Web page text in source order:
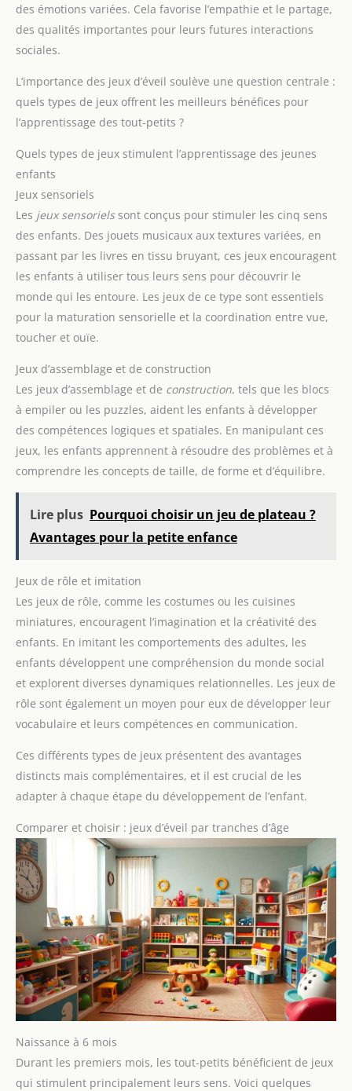
des émotions variées. Cela favorise l’empathie et le partage,
des qualités importantes pour leurs futures interactions
sociales.
L’importance des jeux d’éveil soulève une question centrale :
quels types de jeux offrent les meilleurs bénéfices pour
l’apprentissage des tout-petits ?
Quels types de jeux stimulent l’apprentissage des jeunes
enfants
Jeux sensoriels
Les jeux sensorielssont conçus pour stimuler les cinq sens
des enfants. Des jouets musicaux aux textures variées, en
passant par les livres en tissu bruyant, ces jeux encouragent
les enfants à utiliser tous leurs sens pour découvrir le
monde qui les entoure. Les jeux de ce type sont essentiels
pour la maturation sensorielle et la coordination entre vue,
toucher et ouïe.
Jeux d’assemblage et de construction
Les jeux d’assemblage et de construction, tels que les blocs
à empiler ou les puzzles, aident les enfants à développer
des compétences logiques et spatiales. En manipulant ces
jeux, les enfants apprennent à résoudre des problèmes et à
comprendre les concepts de taille, de forme et d’équilibre.
Lire plus Pourquoi choisir un jeu de plateau ?
Avantages pour la petite enfance
Jeux de rôle et imitation
Les jeux de rôle, comme les costumes ou les cuisines
miniatures, encouragent l’imagination et la créativité des
enfants. En imitant les comportements des adultes, les
enfants développent une compréhension du monde social
et explorent diverses dynamiques relationnelles. Les jeux de
rôle sont également un moyen pour eux de développer leur
vocabulaire et leurs compétences en communication.
Ces différents types de jeux présentent des avantages
distincts mais complémentaires, et il est crucial de les
adapter à chaque étape du développement de l’enfant.
Comparer et choisir : jeux d’éveil par tranches d’âge
Naissance à 6 mois
Durant les premiers mois, les tout-petits bénéficient de jeux
qui stimulent principalement leurs sens. Voici quelques